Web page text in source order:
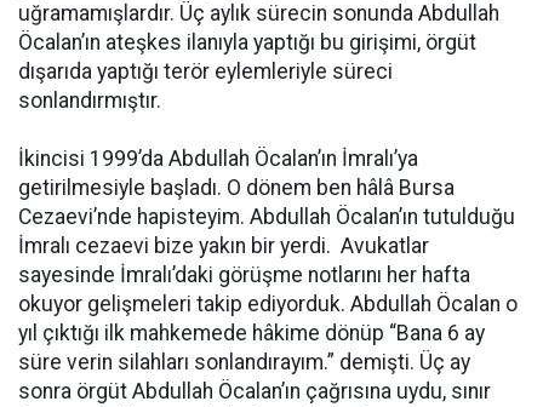
uğramamışlardır. Üç aylık sürecin sonunda Abdullah
Öcalan’ın ateşkes ilanıyla yaptığı bu girişimi, örgüt
dışarıda yaptığı terör eylemleriyle süreci
sonlandırmıştır.
İkincisi 1999’da Abdullah Öcalan’ın İmralı’ya
getirilmesiyle başladı. O dönem ben hâlâ Bursa
Cezaevi’nde hapisteyim. Abdullah Öcalan’ın tutulduğu
İmralı cezaevi bize yakın bir yerdi. Avukatlar
sayesinde İmralı’daki görüşme notlarını her hafta
okuyor gelişmeleri takip ediyorduk. Abdullah Öcalan o
yıl çıktığı ilk mahkemede hâkime dönüp “Bana 6 ay
süre verin silahları sonlandırayım.” demişti. Üç ay
sonra örgüt Abdullah Öcalan’ın çağrısına uydu, sınır